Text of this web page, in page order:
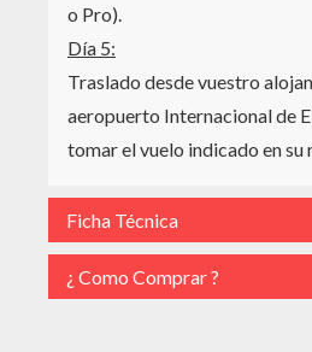
o Pro).
Día 5:
Traslado desde vuestro
aeropuerto Internacional de
tomar el vuelo indicado en su
Ficha Técnica
¿ Como Comprar ?